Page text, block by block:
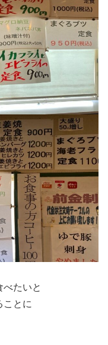
たいと
ことに